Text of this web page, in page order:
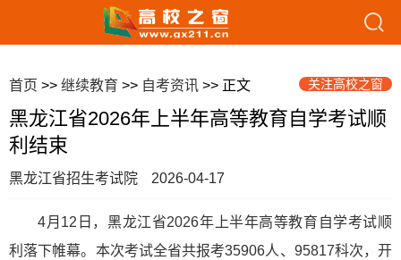
首页 >> 继续教育 >> 自考资讯 >> 正文 关注高校之窗
黑龙江省2026年上半年高等教育自学考试顺
利结束
黑龙江省招生考试院 2026-04-17
4月12日，黑龙江省2026年上半年高等教育自学考试顺
利落下帷幕。本次考试全省共报考35906人、95817科次，开